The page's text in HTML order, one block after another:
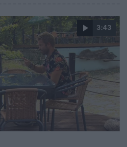
3:43